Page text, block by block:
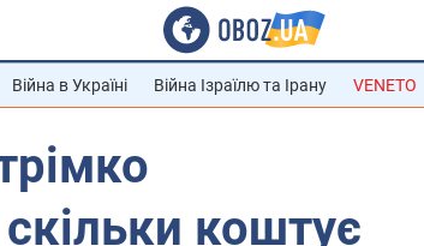
Війна в Україні Війна Ізраїлю та Ірану VENETO
коштує